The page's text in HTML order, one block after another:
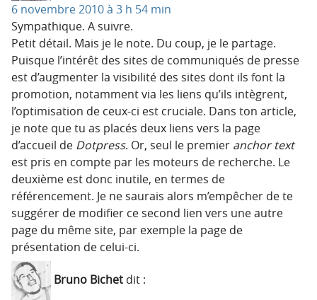
6 novembre 2010 à 3 h 54 min
Sympathique. A suivre.
Petit détail. Mais je le note. Du coup, je le partage.
Puisque l’intérêt des sites de communiqués de presse
est d’augmenter la visibilité des sites dont ils font la
promotion, notamment via les liens qu’ils intègrent,
l’optimisation de ceux-ci est cruciale. Dans ton article,
je note que tu as placés deux liens vers la page
d’accueil de Dotpress. Or, seul le premier anchor text
est pris en compte par les moteurs de recherche. Le
deuxième est donc inutile, en termes de
référencement. Je ne saurais alors m’empêcher de te
suggérer de modifier ce second lien vers une autre
page du même site, par exemple la page de
présentation de celui-ci.
Bruno Bichet dit :